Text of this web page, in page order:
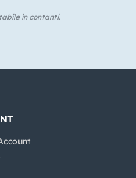
in contanti.